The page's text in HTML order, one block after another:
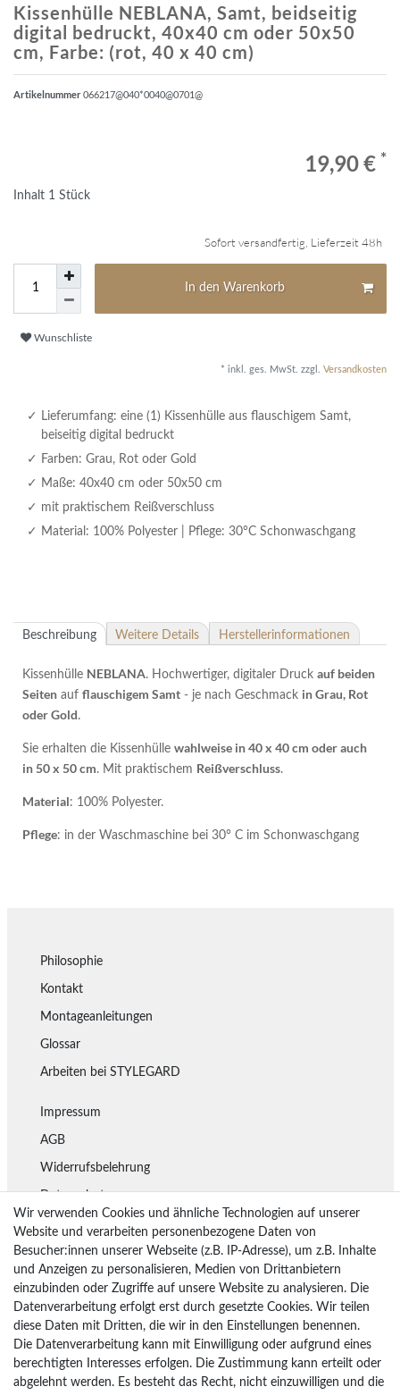
Kissenhülle NEBLANA, Samt, beidseitig
digital bedruckt, 40x40 cm oder 50x50
cm, Farbe: (rot, 40 x 40 cm)
Artikelnummer066217@040*0040@0701@
19,90 € *
Inhalt 1 Stück
Sofort versandfertig, Lieferzeit 48h
In den Warenkorb
Wunschliste
* inkl. ges. MwSt. zzgl. Versandkosten
Lieferumfang: eine (1) Kissenhülle aus flauschigem Samt,
beiseitig digital bedruckt
Farben: Grau, Rot oder Gold
Maße: 40x40 cm oder 50x50 cm
mit praktischem Reißverschluss
Material: 100% Polyester | Pflege: 30°C Schonwaschgang
Beschreibung Weitere Details Herstellerinformationen
Kissenhülle NEBLANA. Hochwertiger, digitaler Druck auf beiden
Seiten auf flauschigem Samt - je nach Geschmack in Grau, Rot
oder Gold.
Sie erhalten die Kissenhülle wahlweise in 40 x 40 cm oder auch
in 50 x 50 cm. Mit praktischem Reißverschluss.
Material: 100% Polyester.
Pflege: in der Waschmaschine bei 30° C im Schonwaschgang
Philosophie
Kontakt
Montageanleitungen
Glossar
Arbeiten bei STYLEGARD
Impressum
AGB
Widerrufsbelehrung
Datenschutz
Lieferung
Rückgaberecht
Vertrag widerrufen
Bezahlarten
PayPal
Wir verwenden Cookies und ähnliche Technologien auf unserer
Website und verarbeiten personenbezogene Daten von
Besucher:innen unserer Webseite (z.B. IP-Adresse), um z.B. Inhalte
und Anzeigen zu personalisieren, Medien von Drittanbietern
einzubinden oder Zugriffe auf unsere Website zu analysieren. Die
Datenverarbeitung erfolgt erst durch gesetzte Cookies. Wir teilen
diese Daten mit Dritten, die wir in den Einstellungen benennen.
Die Datenverarbeitung kann mit Einwilligung oder aufgrund eines
berechtigten Interesses erfolgen. Die Zustimmung kann erteilt oder
abgelehnt werden. Es besteht das Recht, nicht einzuwilligen und die